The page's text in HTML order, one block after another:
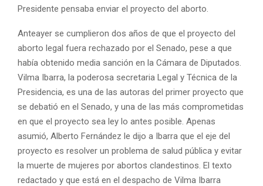
Presidente pensaba enviar el proyecto del aborto.
Anteayer se cumplieron dos años de que el proyecto del
aborto legal fuera rechazado por el Senado, pese a que
había obtenido media sanción en la Cámara de Diputados.
Vilma Ibarra, la poderosa secretaria Legal y Técnica de la
Presidencia, es una de las autoras del primer proyecto que
se debatió en el Senado, y una de las más comprometidas
en que el proyecto sea ley lo antes posible. Apenas
asumió, Alberto Fernández le dijo a Ibarra que el eje del
proyecto es resolver un problema de salud pública y evitar
la muerte de mujeres por abortos clandestinos. El texto
redactado y que está en el despacho de Vilma Ibarra